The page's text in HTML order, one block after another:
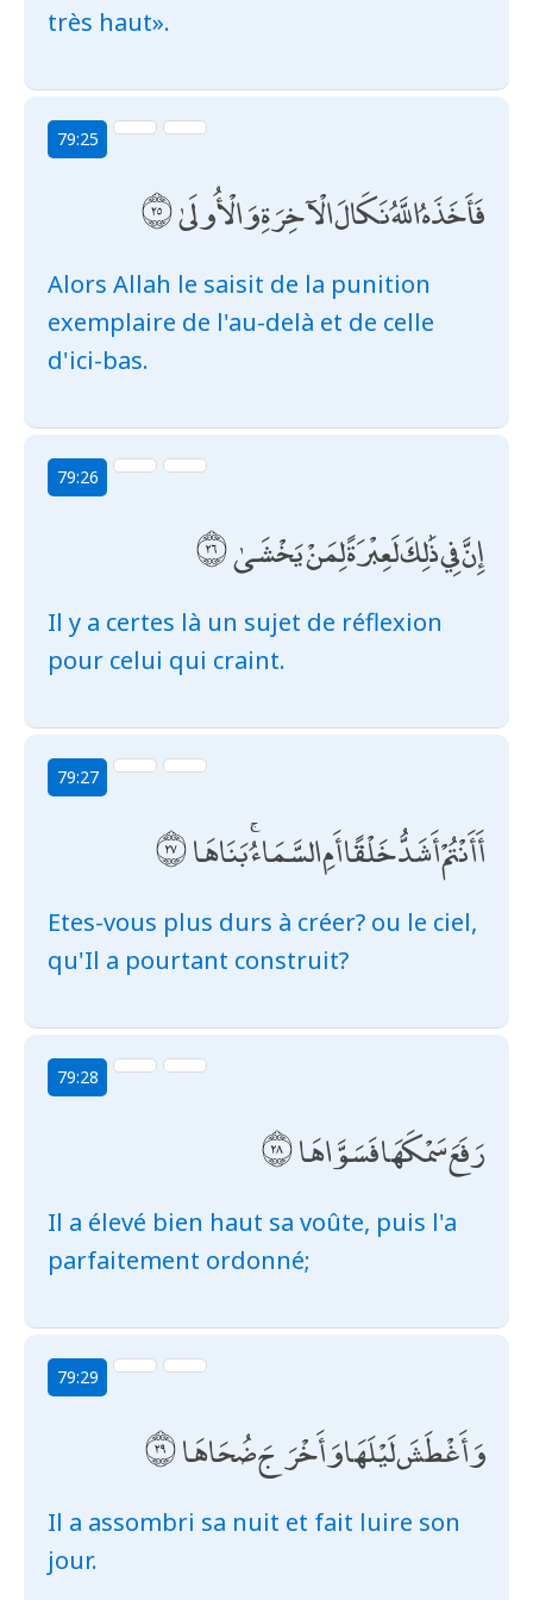
très haut».
79:25
فَأَخَذَهُ اللَّهُ نَكَالَ الْآخِرَةِ وَالْأُولَىٰ
Alors Allah le saisit de la punition
exemplaire de l'au-delà et de celle
d'ici-bas.
79:26
إِنَّ فِي ذَٰلِكَ لَعِبْرَةً لِمَنْ يَخْشَىٰ
Il y a certes là un sujet de réflexion
pour celui qui craint.
79:27
أَأَنْتُمْ أَشَدُّ خَلْقًا أَمِ السَّمَاءُ ۚ بَنَاهَا
Etes-vous plus durs à créer? ou le ciel,
qu'Il a pourtant construit?
79:28
رَفَعَ سَمْكَهَا فَسَوَّاهَا
Il a élevé bien haut sa voûte, puis l'a
parfaitement ordonné;
79:29
وَأَغْطَشَ لَيْلَهَا وَأَخْرَجَ ضُحَاهَا
Il a assombri sa nuit et fait luire son
jour.